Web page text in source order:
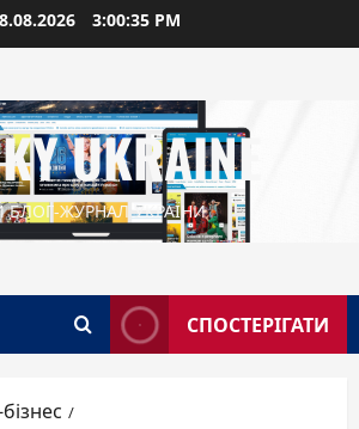
3:00:36 PM
UKRAINE
БЛОГ-ЖУРНАЛ УКРАЇНИ
СПОСТЕРІГАТИ